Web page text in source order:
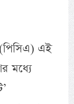
(পিসিএ) এই
মধ্যে